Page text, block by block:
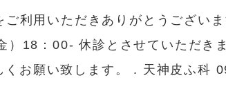
利用いただきありがとうござい
18：00- 休診とさせていただき
くお願い致します。 . 天神皮ふ科